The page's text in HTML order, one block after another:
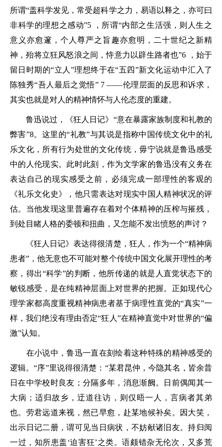
所谓“盖科学发见，常受超科学之力，易语以释之，亦可曰
非科学的理想之感动”5 ，所谓“内部之生活强，则人生之
意义亦愈邃，个人尊严之旨趣亦愈明，二十世纪之新精
神，殆将立狂风怒浪之间，恃意力以辟生路者也”6 ，始于
留日时期的“立人”理想终于在“五四”新文化运动中汇入了
陈独秀“吾人最后之觉悟” 7 ——伦理层面的反思和诉求，
其实也就是对人的精神情怀与人伦态度的重建。
鲁迅说过，《狂人日记》“意在暴露家族制度和礼教的
弊害”8。这里的“礼教”与其说是指称中国传统文化中的礼
乐文化，所有行为处世的文化传统，毋宁说就是鲁迅感受
中的人伦现实。此时此刻，作为文学家的鲁迅没有义务在
表达自己的现实感受之前，必须完成一部理性的客观的
《礼乐文化史》，他只需表达对现实中国人精神状况的评
估。当他发现这里普遍存在着对个体精神的压榨与摧残，
到处目睹人格的委顿和扭曲，又怎能不发出愤怒的声讨？
《狂人日记》表达得很清楚，狂人，作为一个“精神病
患者”，他无意也不可能对整个传统中国文化展开理性的考
察，得出“科学”的判断，他所传递的就是人直觉状态下的
敏锐感受，是在纯精神层面上对世界的把握。正如现代心
理学家都高度重视精神病患者基于病理性直觉的“真实”一
样，我们绝没有理由否定“狂人”在精神直觉中对世界的“偏
激”认知。
在小说中，鲁迅一直在刻绘着这种特殊的精神感受的
逻辑。“序”里说得很清楚：“某君昆仲，今隐其名，皆余昔
日在中学校时良友；分隔多年，消息渐阙。日前偶闻其一
大病；适归故乡，迂道往访，则仅晤一人，言病者其弟
也。劳君远道来视，然已早愈，赴某地候补矣。因大笑，
出示日记二册，谓可见当日病状，不妨献诸旧友。持归阅
一过，知所患盖‘迫害狂’之类。语颇错杂无伦次，又多荒